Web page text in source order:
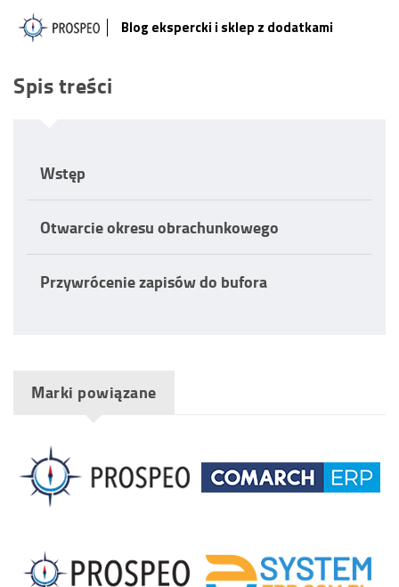
Blog ekspercki i sklep z dodatkami
Spis treści
Wstęp
Otwarcie okresu obrachunkowego
Przywrócenie zapisów do bufora
Marki powiązane